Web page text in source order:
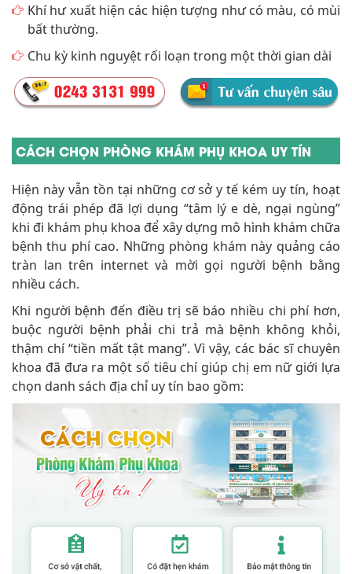
Khí hư xuất hiện các hiện tượng như có màu, có mùi
bất thường.
Chu kỳ kinh nguyệt rối loạn trong một thời gian dài
CÁCH CHỌN PHÒNG KHÁM PHỤ KHOA UY TÍN
Hiện này vẫn tồn tại những cơ sở y tế kém uy tín, hoạt
động trái phép đã lợi dụng “tâm lý e dè, ngại ngùng”
khi đi khám phụ khoa để xây dựng mô hình khám chữa
bệnh thu phí cao. Những phòng khám này quảng cáo
tràn lan trên internet và mời gọi người bệnh bằng
nhiều cách.
Khi người bệnh đến điều trị sẽ báo nhiều chi phí hơn,
buộc người bệnh phải chi trả mà bệnh không khỏi,
thậm chí “tiền mất tật mang”. Vì vậy, các bác sĩ chuyên
khoa đã đưa ra một số tiêu chí giúp chị em nữ giới lựa
chọn danh sách địa chỉ uy tín bao gồm: